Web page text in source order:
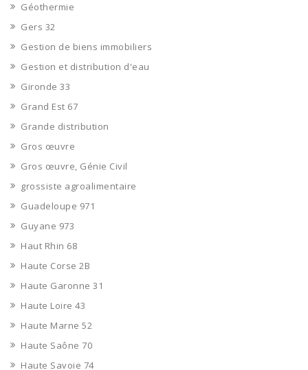
Géothermie
Gers 32
Gestion de biens immobiliers
Gestion et distribution d'eau
Gironde 33
Grand Est 67
Grande distribution
Gros œuvre
Gros œuvre, Génie Civil
grossiste agroalimentaire
Guadeloupe 971
Guyane 973
Haut Rhin 68
Haute Corse 2B
Haute Garonne 31
Haute Loire 43
Haute Marne 52
Haute Saône 70
Haute Savoie 74